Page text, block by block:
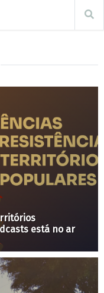
está no ar